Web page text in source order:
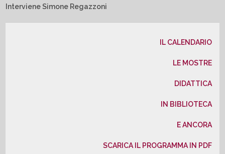
Interviene Simone Regazzoni
IL CALENDARIO
LE MOSTRE
DIDATTICA
IN BIBLIOTECA
E ANCORA
SCARICA IL PROGRAMMA IN PDF